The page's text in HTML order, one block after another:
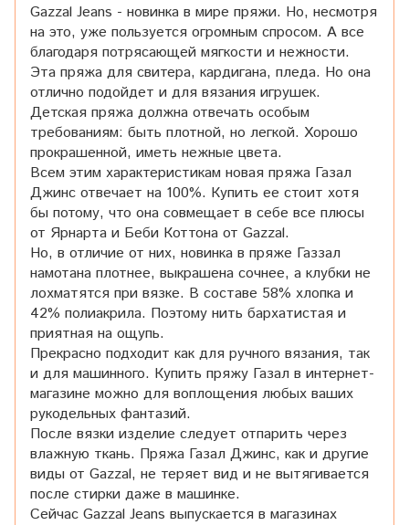
Gazzal Jeans - новинка в мире пряжи. Но, несмотря
на это, уже пользуется огромным спросом. А все
благодаря потрясающей мягкости и нежности.
Эта пряжа для свитера, кардигана, пледа. Но она
отлично подойдет и для вязания игрушек.
Детская пряжа должна отвечать особым
требованиям: быть плотной, но легкой. Хорошо
прокрашенной, иметь нежные цвета.
Всем этим характеристикам новая пряжа Газал
Джинс отвечает на 100%. Купить ее стоит хотя
бы потому, что она совмещает в себе все плюсы
от Ярнарта и Беби Коттона от Gazzal.
Но, в отличие от них, новинка в пряже Газзал
намотана плотнее, выкрашена сочнее, а клубки не
лохматятся при вязке. В составе 58% хлопка и
42% полиакрила. Поэтому нить бархатистая и
приятная на ощупь.
Прекрасно подходит как для ручного вязания, так
и для машинного. Купить пряжу Газал в интернет-
магазине можно для воплощения любых ваших
рукодельных фантазий.
После вязки изделие следует отпарить через
влажную ткань. Пряжа Газал Джинс, как и другие
виды от Gazzal, не теряет вид и не вытягивается
после стирки даже в машинке.
Сейчас Gazzal Jeans выпускается в магазинах